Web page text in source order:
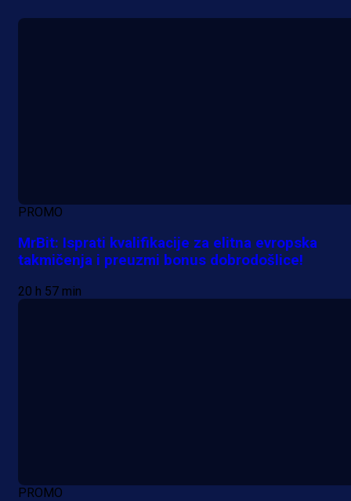
PROMO
MrBit: Isprati kvalifikacije za elitna evropska
takmičenja i preuzmi bonus dobrodošlice!
20 h 57 min
PROMO